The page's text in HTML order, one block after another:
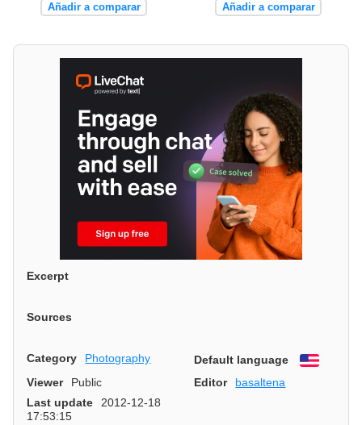
Añadir a comparar Añadir a comparar
Excerpt
Sources
Category Photography Default language
English
Viewer
Public Editor
basaltena
Last update
2012-12-18
17:53:15